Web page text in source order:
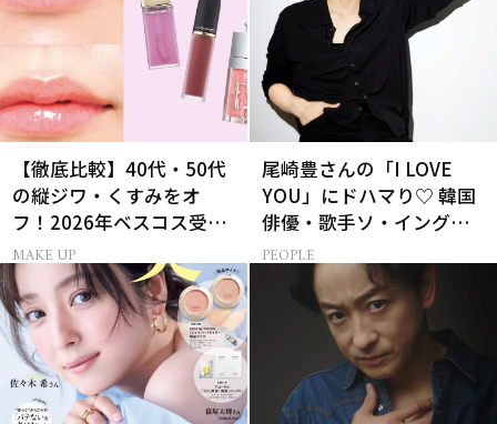
【徹底比較】40代・50代
の縦ジワ・くすみをオ
フ！2026年ベスコス受賞
リキッドルージュ3選
MAKE UP
尾崎豊さんの「I LOVE
YOU」にドハマり♡ 韓国
俳優・歌手ソ・イングク
さんの音楽がすべての人
生って？
PEOPLE